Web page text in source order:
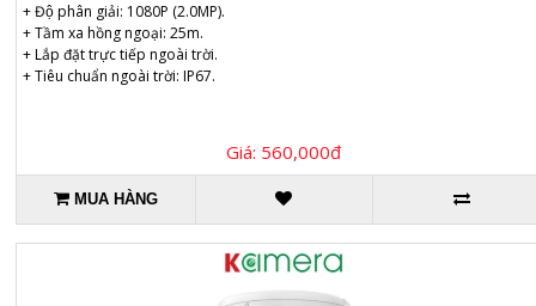
+ Độ phân giải: 1080P (2.0MP).
+ Tầm xa hồng ngoại: 25m.
+ Lắp đặt trực tiếp ngoài trời.
+ Tiêu chuẩn ngoài trời: IP67.
Giá: 560,000đ
MUA HÀNG